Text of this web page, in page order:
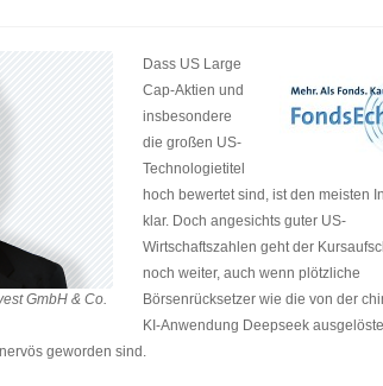
GmbH & Co.
Dass US Large
Cap-Aktien und
insbesondere
die großen US-
Technologietitel
hoch bewertet sind, ist den meisten
klar. Doch angesichts guter US-
Wirtschaftszahlen geht der
noch weiter, auch wenn plötzliche
Börsenrücksetzer wie die von der
KI-Anwendung Deepseek
geworden sind.